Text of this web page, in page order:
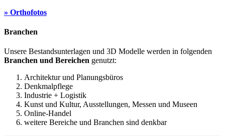
» Orthofotos
Branchen
Unsere Bestandsunterlagen und 3D Modelle werden in folgenden
Branchen und Bereichen genutzt:
Architektur und Planungsbüros
Denkmalpflege
Industrie + Logistik
Kunst und Kultur, Ausstellungen, Messen und Museen
Online-Handel
weitere Bereiche und Branchen sind denkbar